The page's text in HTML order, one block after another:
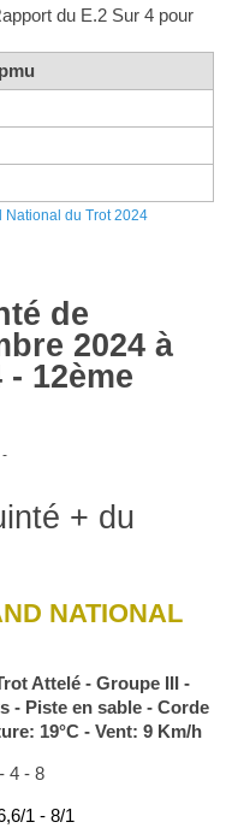
du E.2 Sur 4 pour
National du Trot 2024
de
2024 à
- 12ème
+ du
NATIONAL
Attelé - Groupe III -
- Piste en sable - Corde
19°C - Vent: 9 Km/h
4 - 8
1 - 8/1